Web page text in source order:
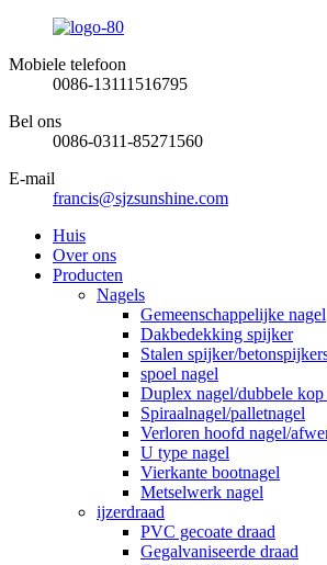
Mobiele telefoon
0086-13111516795
Bel ons
0086-0311-85271560
E-mail
francis@sjzsunshine.com
Huis
Over ons
Producten
Nagels
Gemeenschappelijke nagel
Dakbedekking spijker
Stalen spijker/
spoel nagel
Duplex nagel/dubbele kop
Spiraalnagel/palletnagel
Verloren hoofd nagel/
U type nagel
Vierkante bootnagel
Metselwerk nagel
ijzerdraad
PVC gecoate draad
Gegalvaniseerde draad